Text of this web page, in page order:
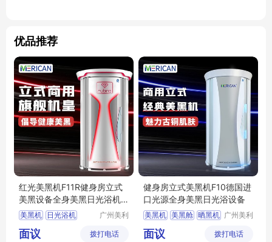
优品推荐
红光美黑机F11R健身房立式
美黑设备全身美黑日光浴机
德国进口光源
美黑机
日光浴机
晒黑机
德国美黑机
广州美利
技有限公
面议 拨打电话
健身房立式美黑机F10德国进
口光源全身美黑日光浴设备
美黑机 美黑舱 晒黑机
日光浴设备
广州美利
技有限公
面议 拨打电话